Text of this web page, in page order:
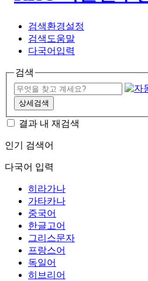
검색환경설정
검색도움말
다국어입력
검색
상세검색
결과 내 재검색
인기 검색어
다국어 입력
히라가나
가타카나
중국어
한글고어
그리스문자
프랑스어
독일어
히브리어